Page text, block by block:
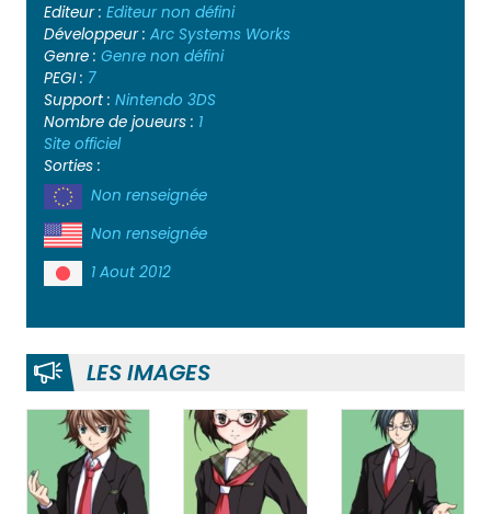
Editeur : Editeur non défini
Développeur : Arc Systems Works
Genre : Genre non défini
PEGI : 7
Support : Nintendo 3DS
Nombre de joueurs : 1
Site officiel
Sorties :
Non renseignée
Non renseignée
1 Aout 2012
LES IMAGES